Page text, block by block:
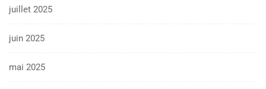
juillet 2025
juin 2025
mai 2025